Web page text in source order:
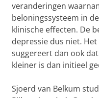
veranderingen
beloningssysteem in
klinische effecten. De
depressie dus niet.
suggereert dan ook
kleiner is dan initieel
Sjoerd van Belkum